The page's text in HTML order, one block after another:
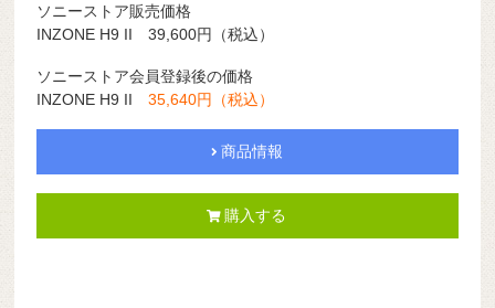
ソニーストア販売価格
INZONE H9 II 39,600円（税込）
ソニーストア会員登録後の価格
INZONE H9 II35,640円（税込）
商品情報
購入する